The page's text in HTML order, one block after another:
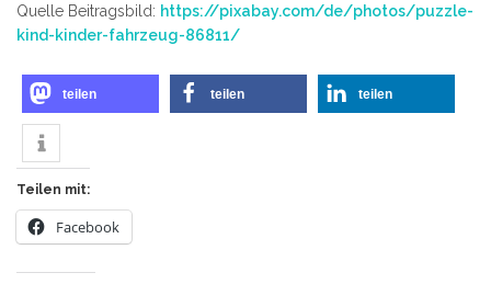
Quelle Beitragsbild: https://pixabay.com/de/photos/puzzle-
kind-kinder-fahrzeug-86811/
teilen teilen teilen
Teilen mit:
Facebook